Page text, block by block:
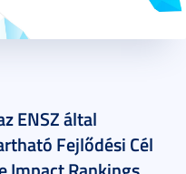
ENSZ által
Fejlődési Cél